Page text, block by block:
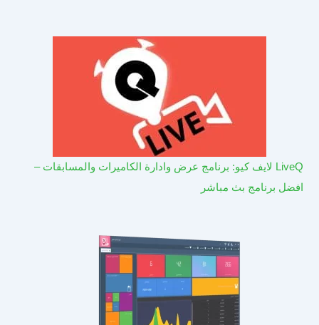
LiveQ لايف كيو: برنامج عرض وادارة الكاميرات والمسابقات –
افضل برنامج بث مباشر